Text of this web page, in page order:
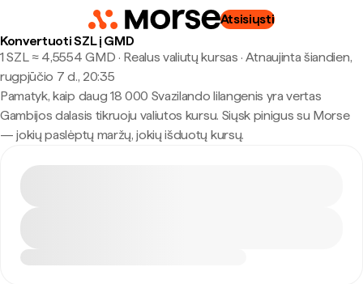
Atsisiųsti
Konvertuoti SZL į GMD
1 SZL ≈ 4,5554 GMD · Realus valiutų kursas · Atnaujinta šiandien,
rugpjūčio 7 d., 20:35
Pamatyk, kaip daug 18 000 Svazilando lilangenis yra vertas
Gambijos dalasis tikruoju valiutos kursu. Siųsk pinigus su Morse
— jokių paslėptų maržų, jokių išduotų kursų.